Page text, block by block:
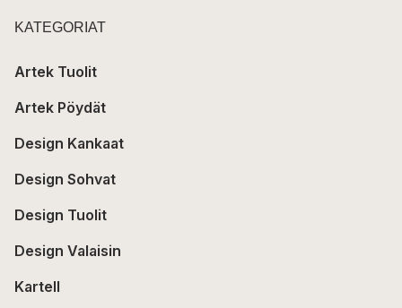
KATEGORIAT
Artek Tuolit
Artek Pöydät
Design Kankaat
Design Sohvat
Design Tuolit
Design Valaisin
Kartell